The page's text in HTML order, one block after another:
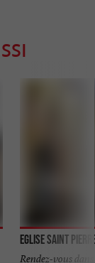
Eglise Saint
Rendez-vous